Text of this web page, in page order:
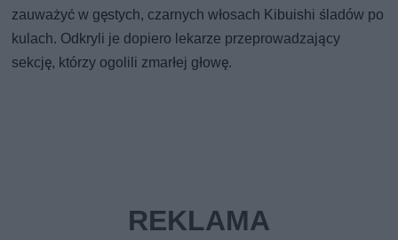
zauważyć w gęstych, czarnych włosach Kibuishi śladów po
kulach. Odkryli je dopiero lekarze przeprowadzający
sekcję, którzy ogolili zmarłej głowę.